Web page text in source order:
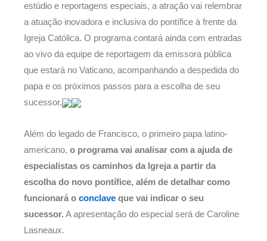
estúdio e reportagens especiais, a atração vai relembrar
a atuação inovadora e inclusiva do pontífice à frente da
Igreja Católica. O programa contará ainda com entradas
ao vivo da equipe de reportagem da emissora pública
que estará no Vaticano, acompanhando a despedida do
papa e os próximos passos para a escolha de seu
sucessor.
Além do legado de Francisco, o primeiro papa latino-
americano, o programa vai analisar com a ajuda de
especialistas os caminhos da Igreja a partir da
escolha do novo pontífice, além de detalhar como
funcionará o conclave que vai indicar o seu
sucessor. A apresentação do especial será de Caroline
Lasneaux.